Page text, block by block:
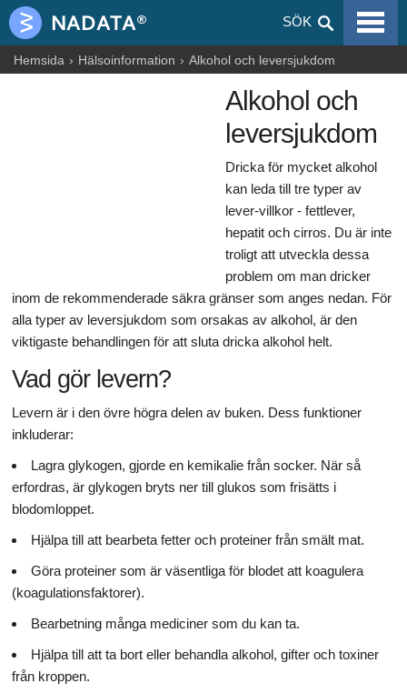
SÖK
VIRALA SJUKDOMAR
ALLERGIER
HÄLSOINFORMATION
Hemsida Hälsoinformation Alkohol och leversjukdom
Alkohol och
leversjukdom
Dricka för mycket alkohol
kan leda till tre typer av
lever-villkor - fettlever,
hepatit och cirros. Du är inte
troligt att utveckla dessa
problem om man dricker
inom de rekommenderade säkra gränser som anges nedan. För
alla typer av leversjukdom som orsakas av alkohol, är den
viktigaste behandlingen för att sluta dricka alkohol helt.
Vad gör levern?
Levern är i den övre högra delen av buken. Dess funktioner
inkluderar:
Lagra glykogen, gjorde en kemikalie från socker. När så
erfordras, är glykogen bryts ner till glukos som frisätts i
blodomloppet.
Hjälpa till att bearbeta fetter och proteiner från smält mat.
Göra proteiner som är väsentliga för blodet att koagulera
(koagulationsfaktorer).
Bearbetning många mediciner som du kan ta.
Hjälpa till att ta bort eller behandla alkohol, gifter och toxiner
från kroppen.